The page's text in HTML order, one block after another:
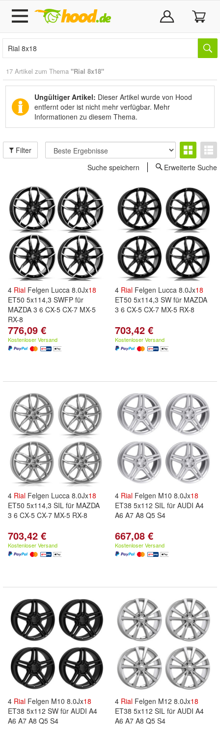
17 Artikel zum Thema "Rial 8x18"
Ungültiger Artikel: Dieser Artikel wurde von Hood
entfernt oder ist nicht mehr verfügbar. Mehr
Informationen zu diesem Thema.
Filter
Suche speichern
Erweiterte Suche
4 Rial Felgen Lucca 8.0Jx18
ET50 5x114,3 SWFP für
MAZDA 3 6 CX-5 CX-7 MX-5
RX-8
776,09 €
Kostenloser Versand
4 Rial Felgen Lucca 8.0Jx18
ET50 5x114,3 SW für MAZDA
3 6 CX-5 CX-7 MX-5 RX-8
703,42 €
Kostenloser Versand
4 Rial Felgen Lucca 8.0Jx18
ET50 5x114,3 SIL für MAZDA
3 6 CX-5 CX-7 MX-5 RX-8
703,42 €
Kostenloser Versand
4 Rial Felgen M10 8.0Jx18
ET38 5x112 SIL für AUDI A4
A6 A7 A8 Q5 S4
667,08 €
Kostenloser Versand
4 Rial Felgen M10 8.0Jx18
ET38 5x112 SW für AUDI A4
A6 A7 A8 Q5 S4
4 Rial Felgen M12 8.0Jx18
ET38 5x112 SIL für AUDI A4
A6 A7 A8 Q5 S4